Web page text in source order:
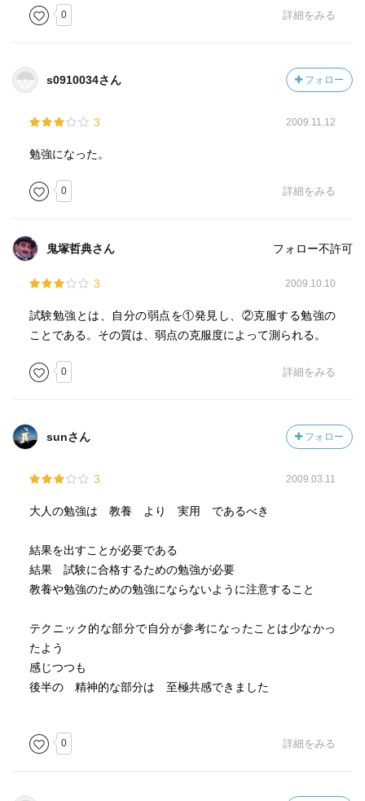
0 詳細をみる
s0910034さん フォロー
3 2009.11.12
勉強になった。
0 詳細をみる
鬼塚哲典さん フォロー不許可
3 2009.10.10
試験勉強とは、自分の弱点を①発見し、②克服する勉強の
ことである。その質は、弱点の克服度によって測られる。
0 詳細をみる
sunさん フォロー
3 2009.03.11
大人の勉強は 教養 より 実用 であるべき
結果を出すことが必要である
結果 試験に合格するための勉強が必要
教養や勉強のための勉強にならないように注意すること
テクニック的な部分で自分が参考になったことは少なかっ
たよう
感じつつも
後半の 精神的な部分は 至極共感できました
0 詳細をみる